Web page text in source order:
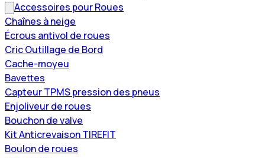
Accessoires pour Roues
Chaînes à neige
Écrous antivol de roues
Cric Outillage de Bord
Cache-moyeu
Bavettes
Capteur TPMS pression des pneus
Enjoliveur de roues
Bouchon de valve
Kit Anticrevaison TIREFIT
Boulon de roues